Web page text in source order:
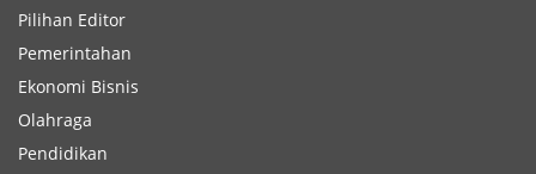
Pilihan Editor
Pemerintahan
Ekonomi Bisnis
Olahraga
Pendidikan